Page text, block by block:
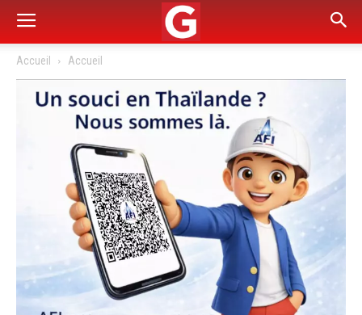
Accueil Accueil